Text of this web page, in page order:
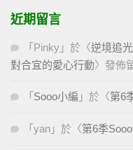
近期留言
「 Pinky 」於〈逆境追
對合宜的愛心行動〉發佈
「 Sooo小編 」於〈第6
「 yan 」於〈第6季